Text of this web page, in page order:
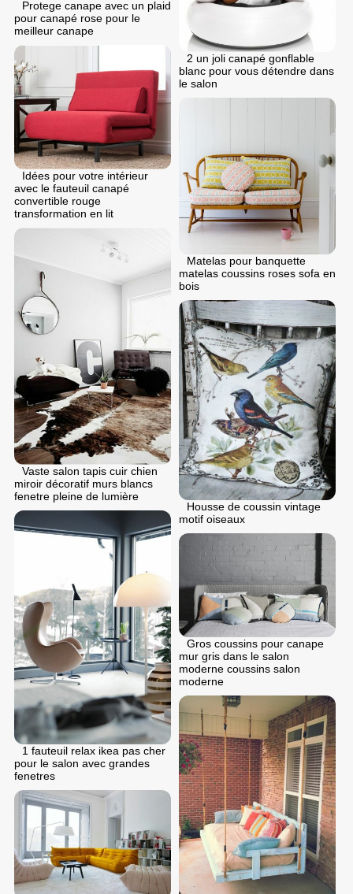
Protege canape avec un plaid
pour canapé rose pour le
meilleur canape
2 un joli canapé gonflable
blanc pour vous détendre dans
le salon
Idées pour votre intérieur
avec le fauteuil canapé
convertible rouge
transformation en lit
Matelas pour banquette
matelas coussins roses sofa en
bois
Vaste salon tapis cuir chien
miroir décoratif murs blancs
fenetre pleine de lumière
Housse de coussin vintage
motif oiseaux
1 fauteuil relax ikea pas cher
pour le salon avec grandes
fenetres
Gros coussins pour canape
mur gris dans le salon
moderne coussins salon
moderne